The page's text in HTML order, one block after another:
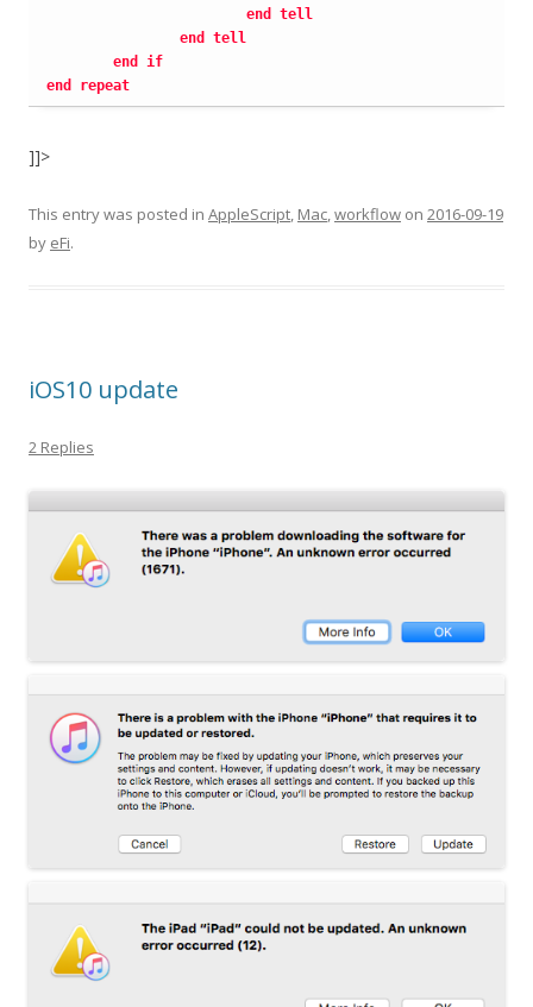
end
tell
end
tell
end
if
end
repeat
]]>
This entry was posted in AppleScript Mac workflow on 2016-09-19
by eFi.
iOS10 update
2 Replies